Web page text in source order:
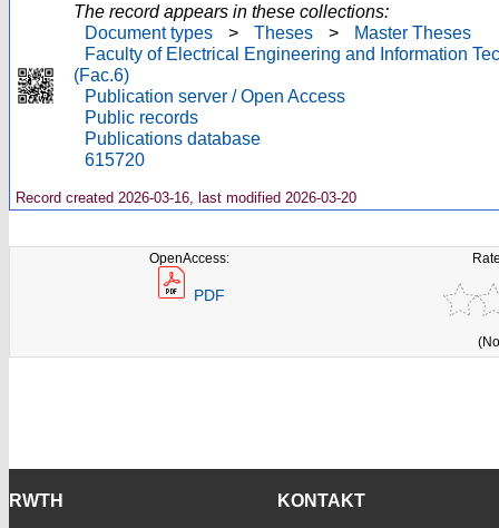
The record appears in these collections:
Document types
> Theses >
Master Theses
Faculty of Electrical Engineering and Information
(Fac.6)
Publication server / Open Access
Public records
Publications database
615720
Record created 2026-03-16, last modified 2026-03-20
OpenAccess:
PDF
RWTH KONTAKT